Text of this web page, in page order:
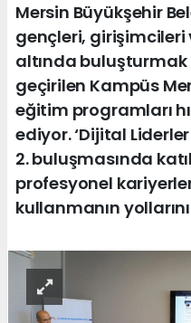
Mersin Büyükşehir
gençleri, girişimcileri
altında
geçirilen Kampüs
eğitim programları
ediyor. ‘Dijital
2. buluşmasında
profesyonel
kullanmanın